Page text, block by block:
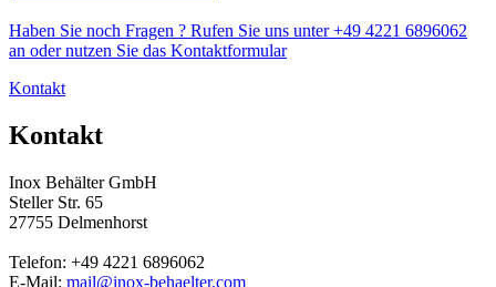
Haben Sie noch Fragen ? Rufen Sie uns unter +49 4221 6896062
an oder nutzen Sie das Kontaktformular
Kontakt
Kontakt
Inox Behälter GmbH
Steller Str. 65
27755 Delmenhorst
Telefon: +49 4221 6896062
E-Mail: mail@inox-behaelter.com